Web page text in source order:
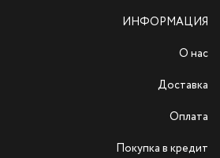
ИНФОРМАЦИЯ
О нас
Доставка
Оплата
Покупка в кредит